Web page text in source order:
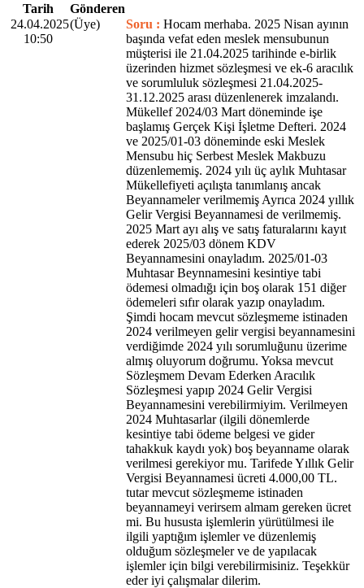
Tarih
Gönderen
24.04.2025
10:50
(Üye) Soru : Hocam merhaba. 2025 Nisan ayının
başında vefat eden meslek mensubunun
müşterisi ile 21.04.2025 tarihinde e-birlik
üzerinden hizmet sözleşmesi ve ek-6 aracılık
ve sorumluluk sözleşmesi 21.04.2025-
31.12.2025 arası düzenlenerek imzalandı.
Mükellef 2024/03 Mart döneminde işe
başlamış Gerçek Kişi İşletme Defteri. 2024
ve 2025/01-03 döneminde eski Meslek
Mensubu hiç Serbest Meslek Makbuzu
düzenlememiş. 2024 yılı üç aylık Muhtasar
Mükellefiyeti açılışta tanımlanış ancak
Beyannameler verilmemiş Ayrıca 2024 yıllık
Gelir Vergisi Beyannamesi de verilmemiş.
2025 Mart ayı alış ve satış faturalarını kayıt
ederek 2025/03 dönem KDV
Beyannamesini onayladım. 2025/01-03
Muhtasar Beynnamesini kesintiye tabi
ödemesi olmadığı için boş olarak 151 diğer
ödemeleri sıfır olarak yazıp onayladım.
Şimdi hocam mevcut sözleşmeme istinaden
2024 verilmeyen gelir vergisi beyannamesini
verdiğimde 2024 yılı sorumluğunu üzerime
almış oluyorum doğrumu. Yoksa mevcut
Sözleşmem Devam Ederken Aracılık
Sözleşmesi yapıp 2024 Gelir Vergisi
Beyannamesini verebilirmiyim. Verilmeyen
2024 Muhtasarlar (ilgili dönemlerde
kesintiye tabi ödeme belgesi ve gider
tahakkuk kaydı yok) boş beyanname olarak
verilmesi gerekiyor mu. Tarifede Yıllık Gelir
Vergisi Beyannamesi ücreti 4.000,00 TL.
tutar mevcut sözleşmeme istinaden
beyannameyi verirsem almam gereken ücret
mi. Bu hususta işlemlerin yürütülmesi ile
ilgili yaptığım işlemler ve düzenlemiş
olduğum sözleşmeler ve de yapılacak
işlemler için bilgi verebilirmisiniz. Teşekkür
eder iyi çalışmalar dilerim.